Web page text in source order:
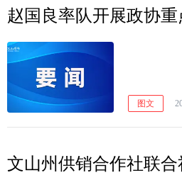
赵国良率队开展政协
图文
文山州供销合作社联